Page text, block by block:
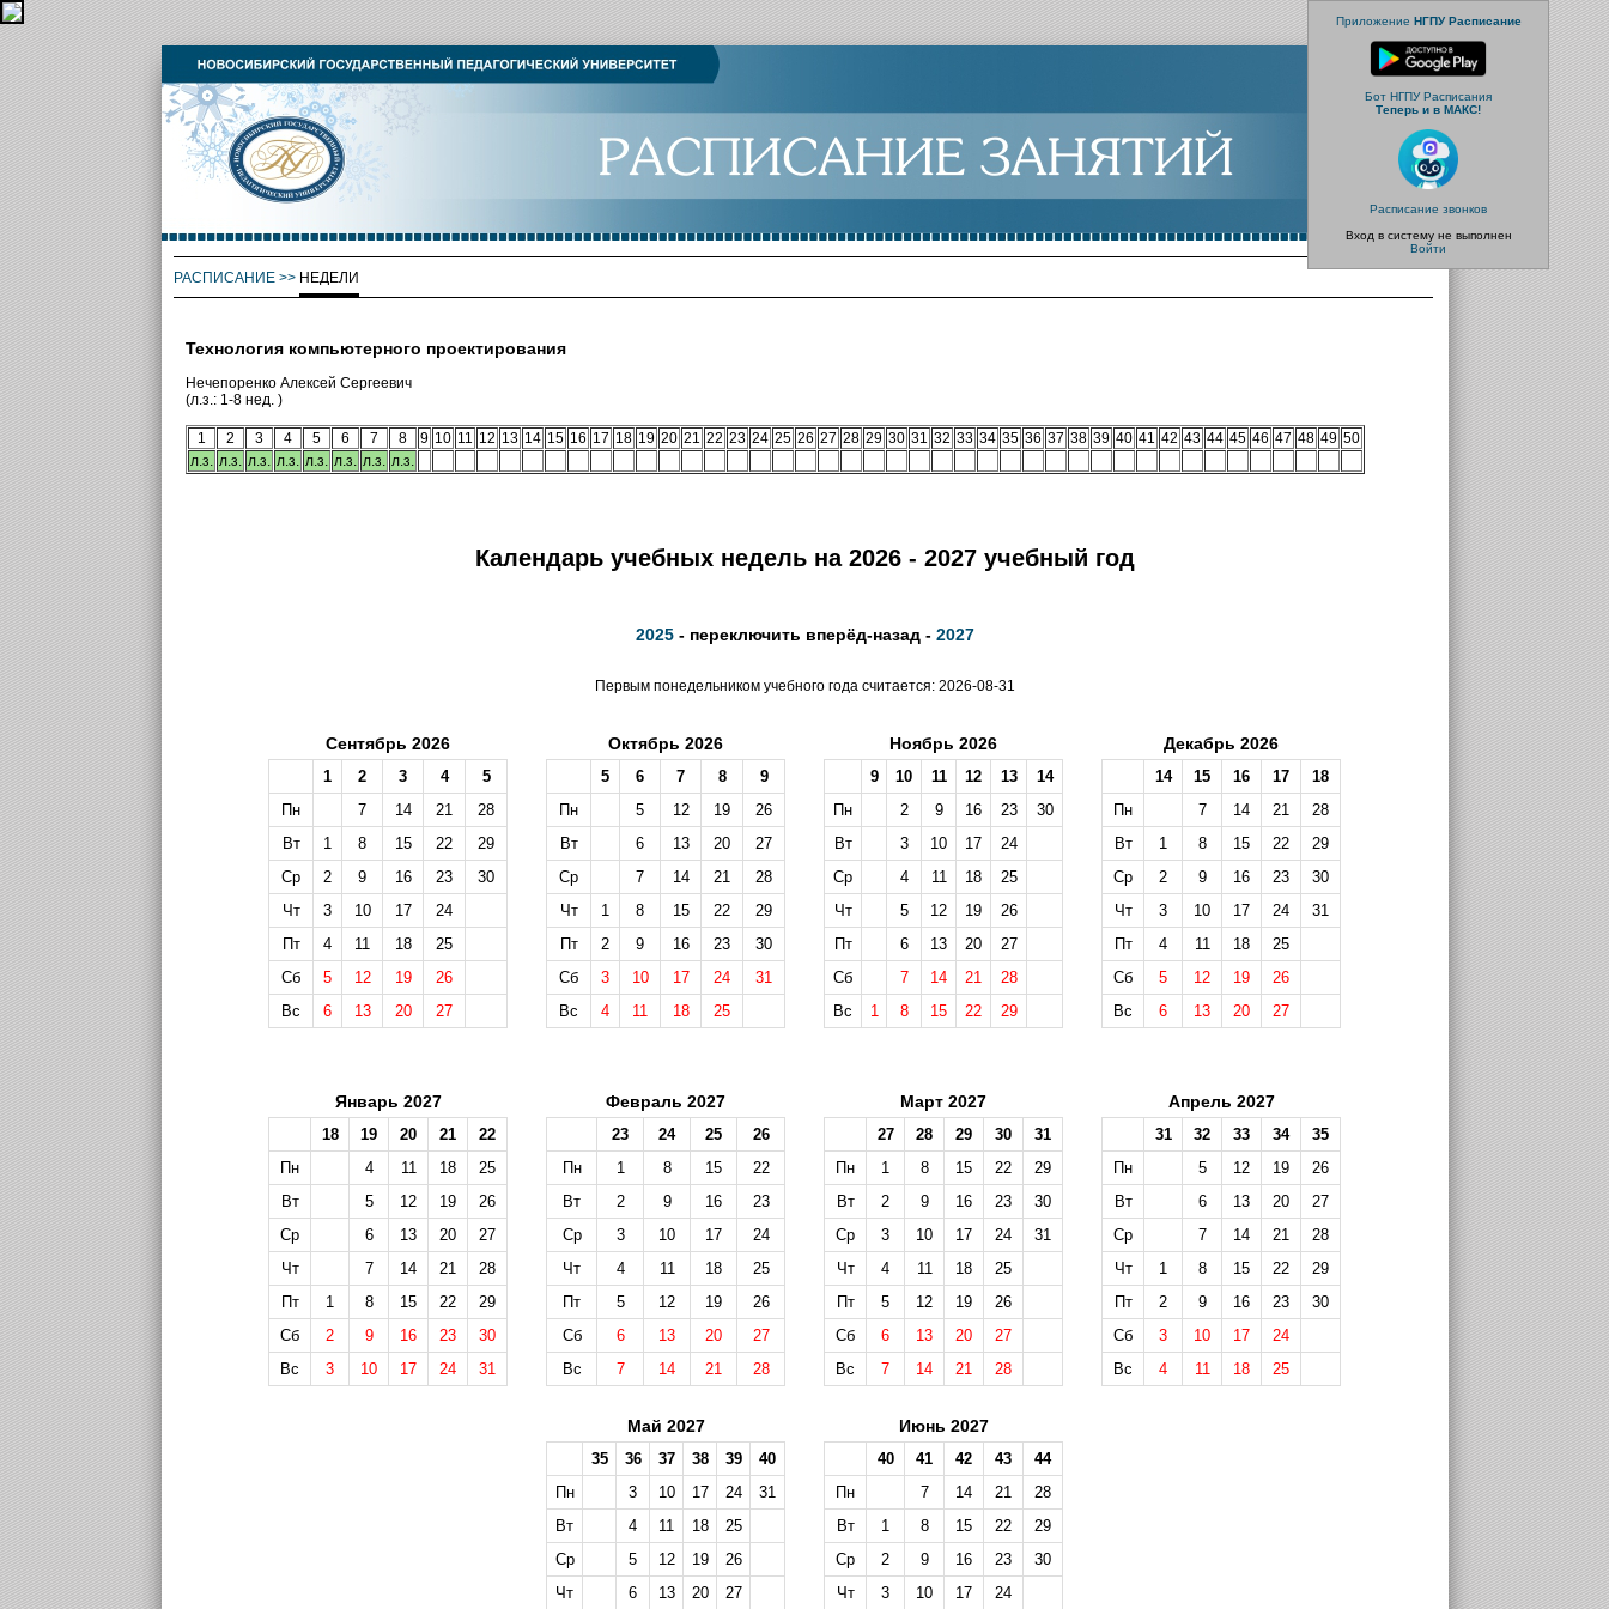
Приложение НГПУ Расписание
Бот НГПУ Расписания
Теперь и в МАКС!
Расписание звонков
Вход в систему не выполнен
Войти
РАСПИСАНИЕ>> НЕДЕЛИ
Технология компьютерного проектирования
Нечепоренко Алексей Сергеевич
(л.з.: 1-8 нед. )
1 2 3 4 5 6 7 8 9 10 11 12 13 14 15 16 17 18 19 20 21 22 23 24 25 26 27 28 29 30 31 32 33 34 35 36 37 38 39 40 41 42 43 44 45 46 47 48 49 50
л.з. л.з. л.з. л.з. л.з. л.з. л.з. л.з.
Календарь учебных недель на 2026 - 2027 учебный год
2025- переключить вперёд-назад - 2027
Первым понедельником учебного года считается: 2026-08-31
Сентябрь 2026
1 2 3 4
5
Пн
7 14 21
28
Вт
1 8 15 22
29
Ср
2 9 16 23
30
Чт
3 10 17
24
Пт
4 11 18
25
Сб
5 12 19
26
Вс
6 13 20 27
Октябрь 2026
5 6 7 8
9
Пн
5 12 19
26
Вт
6 13 20
27
Ср
7 14 21
28
Чт
1 8 15 22
29
Пт
2 9 16 23
30
Сб
3 10 17 24
31
Вс
4 11 18 25
Ноябрь 2026
9 10 11 12 13
14
Пн
2 9 16 23
30
Вт
3 10 17
24
Ср
4 11 18
25
Чт
5 12 19
26
Пт
6 13 20
27
Сб
7 14 21
28
Вс
1 8 15 22 29
Декабрь 2026
14 15 16 17
18
Пн
7 14 21
28
Вт
1 8 15 22
29
Ср
2 9 16 23
30
Чт
3 10 17 24
31
Пт
4 11 18
25
Сб
5 12 19
26
Вс
6 13 20 27
Январь 2027
18 19 20 21
22
Пн
4 11 18
25
Вт
5 12 19
26
Ср
6 13 20
27
Чт
7 14 21
28
Пт
1 8 15 22
29
Сб
2 9 16 23
30
Вс
3 10 17 24 31
Февраль 2027
23 24 25
26
Пн
1 8 15
22
Вт
2 9 16
23
Ср
3 10 17
24
Чт
4 11 18
25
Пт
5 12 19
26
Сб
6 13 20
27
Вс
7 14 21 28
Март 2027
27 28 29 30
31
Пн
1 8 15 22
29
Вт
2 9 16 23
30
Ср
3 10 17 24
31
Чт
4 11 18
25
Пт
5 12 19
26
Сб
6 13 20
27
Вс
7 14 21 28
Апрель 2027
31 32 33 34
35
Пн
5 12 19
26
Вт
6 13 20
27
Ср
7 14 21
28
Чт
1 8 15 22
29
Пт
2 9 16 23
30
Сб
3 10 17
24
Вс
4 11 18 25
Май 2027
35 36 37 38 39
40
Пн
3 10 17 24
31
Вт
4 11 18
25
Ср
5 12 19
26
Чт
6 13 20 27
Июнь 2027
40 41 42 43
44
Пн
7 14 21
28
Вт
1 8 15 22
29
Ср
2 9 16 23
30
Чт
3 10 17 24